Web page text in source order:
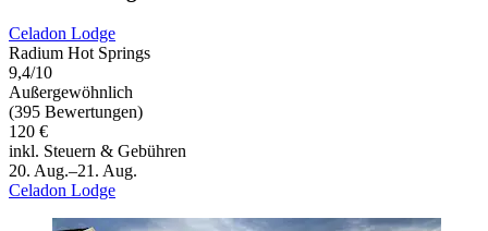
Celadon Lodge
Radium Hot Springs
9,4/10
Außergewöhnlich
(395 Bewertungen)
120 €
inkl. Steuern & Gebühren
20. Aug.–21. Aug.
Celadon Lodge